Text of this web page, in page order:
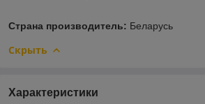
Страна производитель: Беларусь
Скрыть
Характеристики